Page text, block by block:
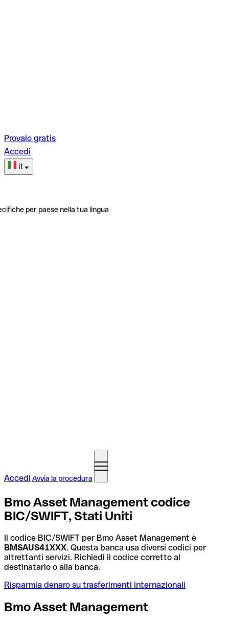
Provalo gratis
Accedi
it
per paese nella tua lingua
Accedi Avvia la procedura
Bmo Asset Management codice
BIC/SWIFT, Stati Uniti
Il codice BIC/SWIFT per Bmo Asset Management è
BMSAUS41XXX. Questa banca usa diversi codici per
altrettanti servizi. Richiedi il codice corretto al
destinatario o alla banca.
Risparmia denaro su trasferimenti internazionali
Bmo Asset Management